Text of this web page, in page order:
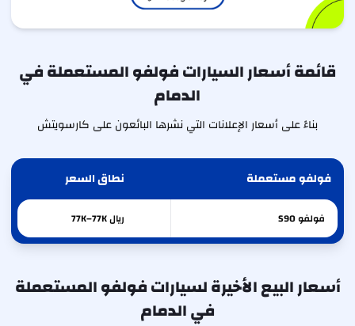
قائمة أسعار السيارات فولفو المستعملة في
الدمام
بناءً على أسعار الإعلانات التي نشرها البائعون على كارسويتش
فولفو مستعملة نطاق السعر
فولفوS90 ريال 77K–77K
أسعار البيع الأخيرة لسيارات فولفو المستعملة
في الدمام